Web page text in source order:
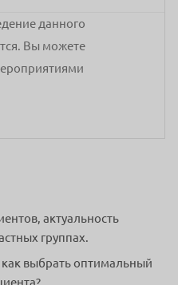
данного
Вы можете
актуальность
группах.
выбрать оптимальный